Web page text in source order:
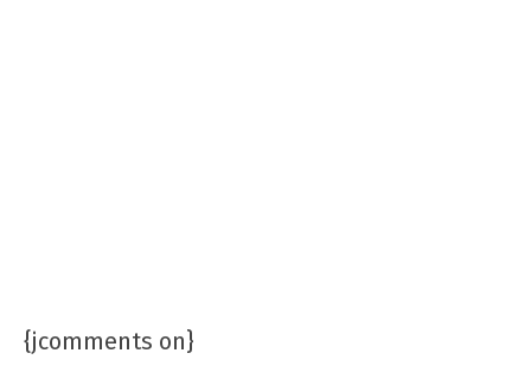
{jcomments on}